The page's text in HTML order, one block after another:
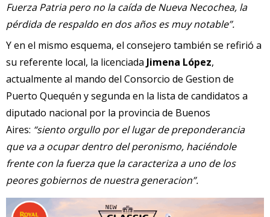
Fuerza Patria pero no la caída de Nueva Necochea, la
pérdida de respaldo en dos años es muy notable”.
Y en el mismo esquema, el consejero también se refirió a
su referente local, la licenciada Jimena López,
actualmente al mando del Consorcio de Gestion de
Puerto Quequén y segunda en la lista de candidatos a
diputado nacional por la provincia de Buenos
Aires: “siento orgullo por el lugar de preponderancia
que va a ocupar dentro del peronismo, haciéndole
frente con la fuerza que la caracteriza a uno de los
peores gobiernos de nuestra generacion”.